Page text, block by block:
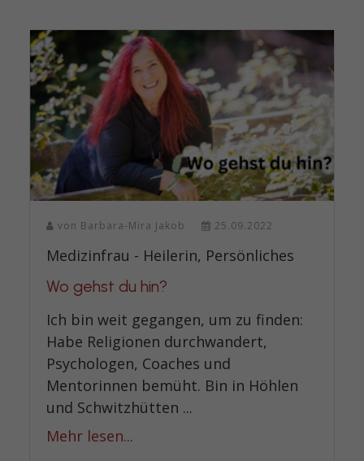
von Barbara-Mira Jakob 25.09.2022
Medizinfrau - Heilerin, Persönliches
Wo gehst du hin?
Ich bin weit gegangen, um zu finden:
Habe Religionen durchwandert,
Psychologen, Coaches und
Mentorinnen bemüht. Bin in Höhlen
und Schwitzhütten ...
Mehr lesen...